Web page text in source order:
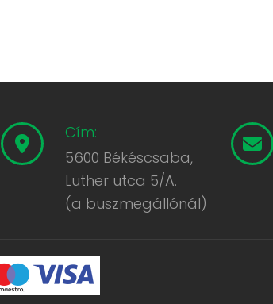
Cím:
5600 Békéscsaba,
Luther utca 5/A.
(a buszmegállónál)